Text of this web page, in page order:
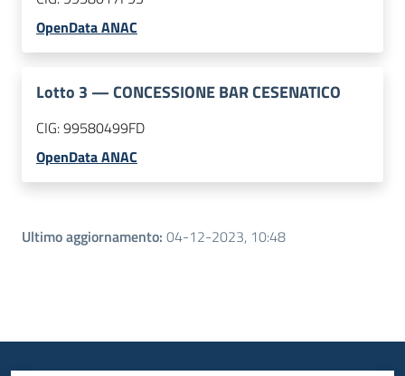
OpenData ANAC
Lotto 3 —CONCESSIONE BAR CESENATICO
CIG:99580499FD
OpenData ANAC
Ultimo aggiornamento: 04-12-2023, 10:48